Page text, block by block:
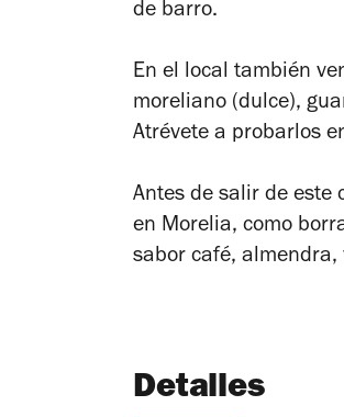
de barro.
En el local también
moreliano (dulce),
Atrévete a probarlos
Antes de salir de este
en Morelia, como
sabor café,
Detalles